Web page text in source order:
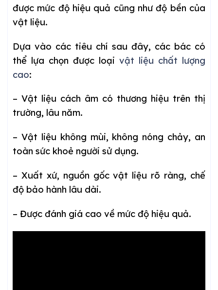
được mức độ hiệu quả cũng như độ bền của
vật liệu.
Dựa vào các tiêu chí sau đây, các bác có
thể lựa chọn được loại vật liệu chất lượng
cao:
– Vật liệu cách âm có thương hiệu trên thị
trường, lâu năm.
– Vật liệu không mùi, không nóng chảy, an
toàn sức khoẻ người sử dụng.
– Xuất xứ, nguồn gốc vật liệu rõ ràng, chế
độ bảo hành lâu dài.
– Được đánh giá cao về mức độ hiệu quả.